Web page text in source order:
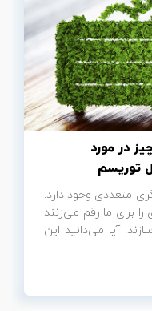
در مورد
توریسم
متعددی وجود دارد.
برای ما رقم می‌زنند
آیا می‌دانید این